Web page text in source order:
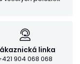
linka
904 068 068